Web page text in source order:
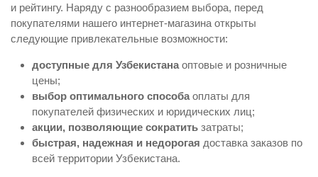
и рейтингу. Наряду с разнообразием выбора, перед
покупателями нашего интернет-магазина открыты
следующие привлекательные возможности:
доступные для Узбекистана оптовые и розничные
цены;
выбор оптимального способа оплаты для
покупателей физических и юридических лиц;
акции, позволяющие сократить затраты;
быстрая, надежная и недорогая доставка заказов по
всей территории Узбекистана.